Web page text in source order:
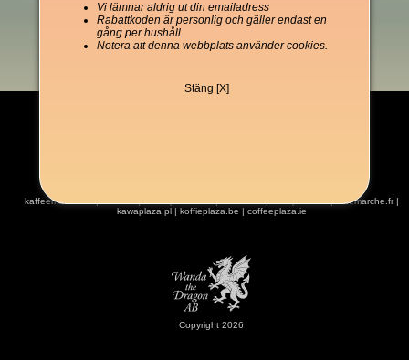
kaffeemarket.de|kaffe.se|coffeeplaza.com|kahvitori.fi|kaffeplaza.dk|cafemarche.fr|
kawaplaza.pl| koffieplaza.be | coffeeplaza.ie
Copyright 2026
Vi lämnar aldrig ut din emailadress
Rabattkoden är personlig och gäller endast en
gång per hushåll.
Notera att denna webbplats använder cookies.
Stäng [X]